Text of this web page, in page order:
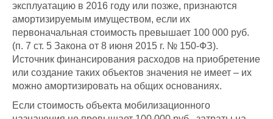
эксплуатацию в 2016 году или позже, признаются
амортизируемым имуществом, если их
первоначальная стоимость превышает 100 000 руб.
(п. 7 ст. 5 Закона от 8 июня 2015 г. № 150-ФЗ).
Источник финансирования расходов на приобретение
или создание таких объектов значения не имеет – их
можно амортизировать на общих основаниях.
Если стоимость объекта мобилизационного